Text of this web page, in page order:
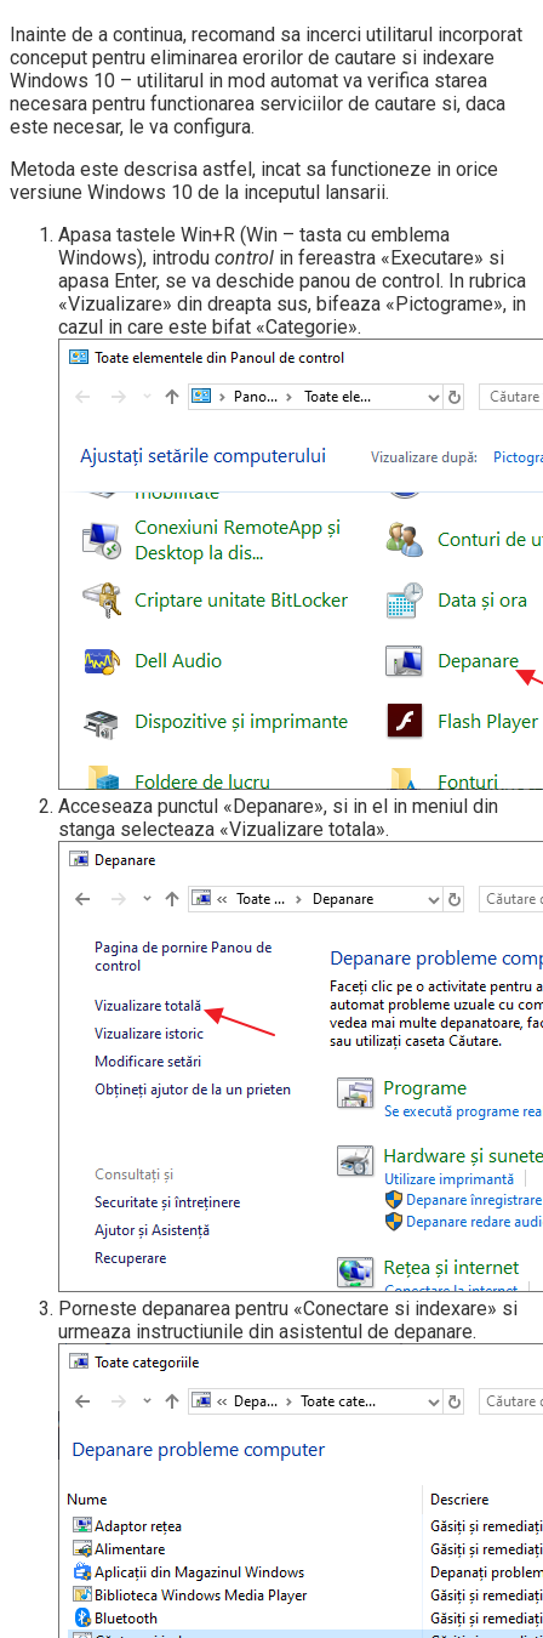
Inainte de a continua, recomand sa incerci utilitarul incorporat
conceput pentru eliminarea erorilor de cautare si indexare
Windows 10 – utilitarul in mod automat va verifica starea
necesara pentru functionarea serviciilor de cautare si, daca
este necesar, le va configura.
Metoda este descrisa astfel, incat sa functioneze in orice
versiune Windows 10 de la inceputul lansarii.
Apasa tastele Win+R (Win – tasta cu emblema
Windows), introdu control in fereastra «Executare» si
apasa Enter, se va deschide panou de control. In rubrica
«Vizualizare» din dreapta sus, bifeaza «Pictograme», in
cazul in care este bifat «Categorie».
Acceseaza punctul «Depanare», si in el in meniul din
stanga selecteaza «Vizualizare totala».
Porneste depanarea pentru «Conectare si indexare» si
urmeaza instructiunile din asistentul de depanare.